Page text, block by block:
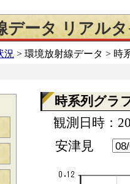
データ リアル
況 > 環境放射線データ > 時
時系列グラ
観測日時：
安津見